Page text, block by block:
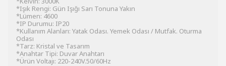
*Işık Rengi: Gün Işığı Sarı Tonuna Yakın
*Lümen: 4600
*IP Durumu: IP20
*Kullanım Alanları: Yatak Odası. Yemek Odası / Mutfak. Oturma
Odası
*Tarz: Kristal ve Tasarım
*Anahtar Tipi: Duvar Anahtarı
*Ürün Voltajı: 220-240V.50/60Hz